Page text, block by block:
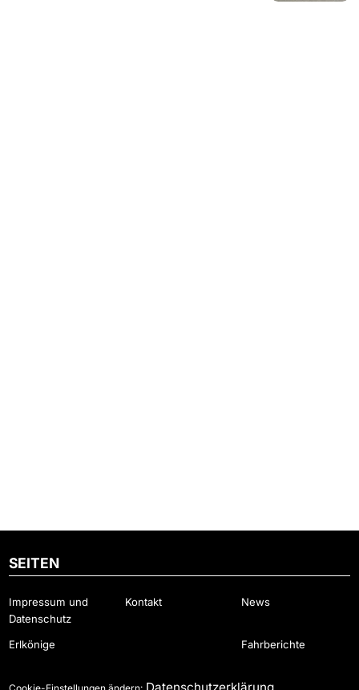
SEITEN
Impressum und
Datenschutz
Kontakt News
Erlkönige Fahrberichte